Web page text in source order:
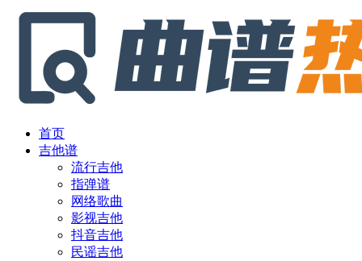
首页
吉他谱
流行吉他
指弹谱
网络歌曲
影视吉他
抖音吉他
民谣吉他